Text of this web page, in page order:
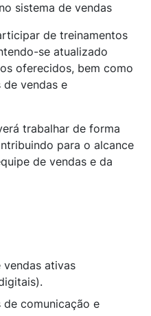
sistema de vendas
de treinamentos
se atualizado
oferecidos, bem como
de vendas e
trabalhar de forma
para o alcance
de vendas e da
vendas ativas
de comunicação e